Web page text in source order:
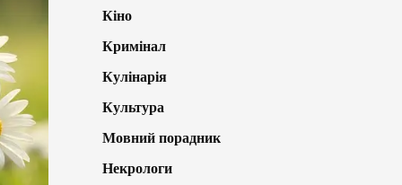
Кіно
Кримінал
Кулінарія
Культура
Мовний порадник
Некрологи